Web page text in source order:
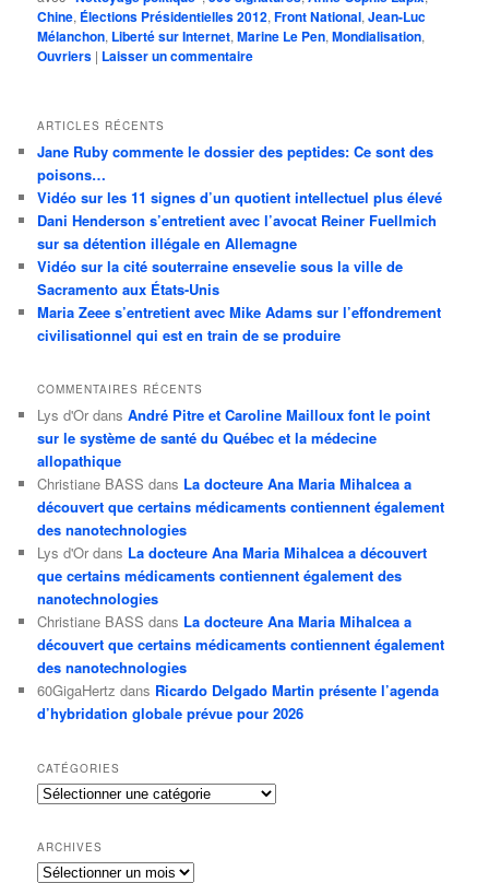
Chine, Élections Présidentielles 2012,Front National,Jean-Luc
Mélanchon, Liberté sur Internet,Marine Le Pen,Mondialisation,
Ouvriers | Laisser un commentaire
ARTICLES RÉCENTS
Jane Ruby commente le dossier des peptides: Ce sont des
poisons…
Vidéo sur les 11 signes d’un quotient intellectuel plus élevé
Dani Henderson s’entretient avec l’avocat Reiner Fuellmich
sur sa détention illégale en Allemagne
Vidéo sur la cité souterraine ensevelie sous la ville de
Sacramento aux États-Unis
Maria Zeee s’entretient avec Mike Adams sur l’effondrement
civilisationnel qui est en train de se produire
COMMENTAIRES RÉCENTS
Lys d'Or dansAndré Pitre et Caroline Mailloux font le point
sur le système de santé du Québec et la médecine
allopathique
Christiane BASS dans La docteure Ana Maria Mihalcea a
découvert que certains médicaments contiennent également
des nanotechnologies
Lys d'Or dans La docteure Ana Maria Mihalcea a découvert
que certains médicaments contiennent également des
nanotechnologies
Christiane BASS dans La docteure Ana Maria Mihalcea a
découvert que certains médicaments contiennent également
des nanotechnologies
60GigaHertz dans Ricardo Delgado Martin présente l’agenda
d’hybridation globale prévue pour 2026
CATÉGORIES
Catégories
ARCHIVES
Archives